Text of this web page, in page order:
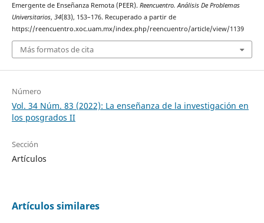
Emergente de Enseñanza Remota (PEER). Reencuentro. Análisis De Problemas
Universitarios, 34(83), 153–176. Recuperado a partir de
https://reencuentro.xoc.uam.mx/index.php/reencuentro/article/view/1139
Más formatos de cita
Número
Vol. 34 Núm. 83 (2022): La enseñanza de la investigación en
los posgrados II
Sección
Artículos
Artículos similares